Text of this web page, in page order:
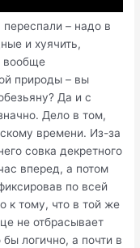
– надо в
и хуячить,
вообще
природы – вы
Да и c
Дело в том,
времени. Из-за
совка декретного
вперед, а потом
по всей
к тому, что в той же
не отбрасывает
бы логично, а почти в